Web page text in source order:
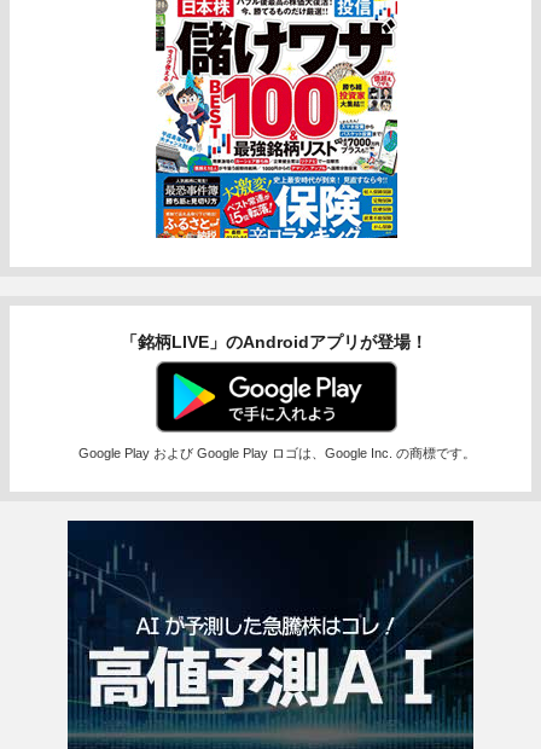
「銘柄LIVE」のAndroidアプリが登場！
Google Play および Google Play ロゴは、Google Inc. の商標です。